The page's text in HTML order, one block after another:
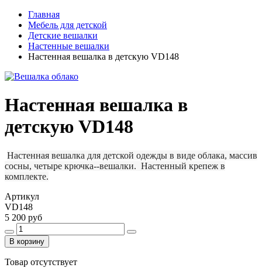
Главная
Мебель для детской
Детские вешалки
Настенные вешалки
Настенная вешалка в детскую VD148
Настенная вешалка в
детскую VD148
Настенная вешалка для детской одежды в виде облака, массив
сосны, четыре крючка--вешалки. Настенный крепеж в
комплекте.
Артикул
VD148
5 200 руб
В корзину
Товар отсутствует